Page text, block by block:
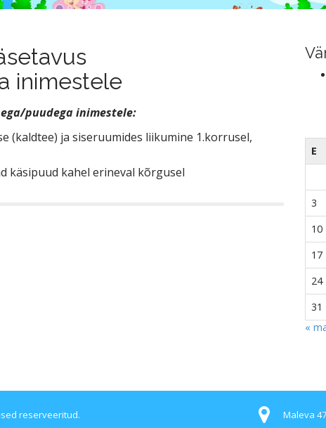
inimestele
puudega inimestele:
(kaldtee) ja siseruumides liikumine 1.korrusel,
käsipuud kahel erineval kõrgusel
E
3
10
17
24
31
«
reserveeritud.
Maleva